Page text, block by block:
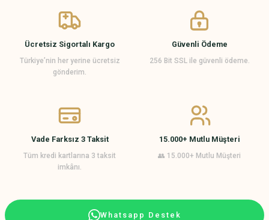
Ücretsiz Sigortalı Kargo
Türkiye’nin her yerine ücretsiz
gönderim.
Güvenli Ödeme
256 Bit SSL ile güvenli ödeme.
Vade Farksız 3 Taksit
Tüm kredi kartlarına 3 taksit
imkânı.
15.000+ Mutlu Müşteri
👥 15.000+ Mutlu Müşteri
Whatsapp Destek